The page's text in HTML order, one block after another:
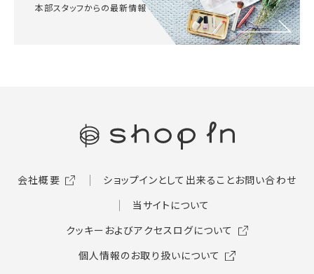
本部スタッフからの最新情報
会社概要 ショップインとして出来ることお問い合わせ
当サイトについて
クッキーおよびアクセスログについて
個人情報のお取り扱いについて